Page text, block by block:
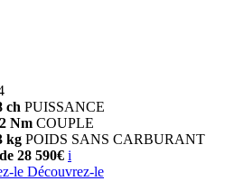
ch PUISSANCE
Nm COUPLE
kg POIDS SANS CARBURANT
28 590€ i
le Découvrez-le